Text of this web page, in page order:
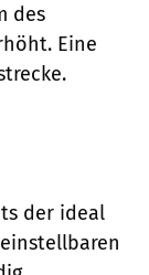
des
Eine
der ideal